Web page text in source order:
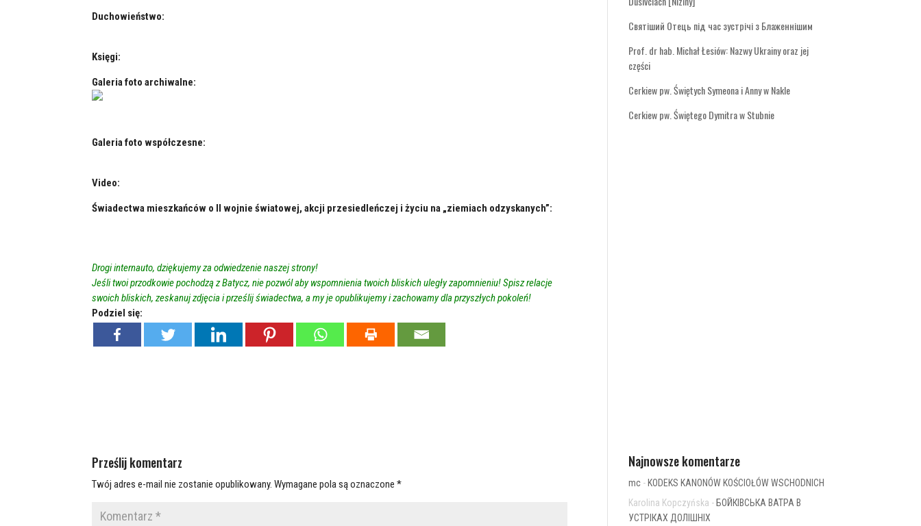
Duchowieństwo:
Księgi:
Galeria foto archiwalne:
Galeria foto współczesne:
Video:
Świadectwa mieszkańców o II wojnie światowej, akcji przesiedleńczej i życiu na „ziemiach odzyskanych”:
Drogi internauto, dziękujemy za odwiedzenie naszej strony!
Jeśli twoi przodkowie pochodzą z Batycz, nie pozwól aby wspomnienia twoich bliskich uległy zapomnieniu! Spisz relacje
swoich bliskich, zeskanuj zdjęcia i prześlij świadectwa, a my je opublikujemy i zachowamy dla przyszłych pokoleń!
Podziel się:
Prześlij komentarz
Twój adres e-mail nie zostanie opublikowany. Wymagane pola są oznaczone*
Святіший Отець під час зустрічі з Блаженнішим
Prof. dr hab. Michał Łesiów: Nazwy Ukrainy oraz jej
części
Cerkiew pw. Świętych Symeona i Anny w Nakle
Cerkiew pw. Świętego Dymitra w Stubnie
Najnowsze komentarze
mc - KODEKS KANONÓW KOŚCIOŁÓW WSCHODNICH
Karolina Kopczyńska - БОЙКІВСЬКА ВАТРА В
УСТРІКАХ ДОЛІШНІХ